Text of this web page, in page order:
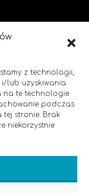
z technologii,
lub uzyskiwania
na te technologie
podczas
stronie. Brak
niekorzystnie